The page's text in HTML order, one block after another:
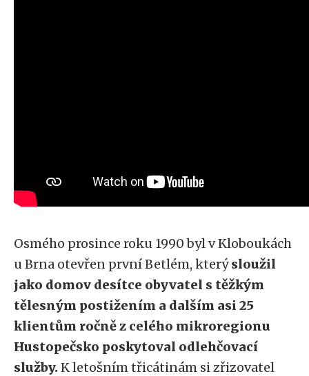
Osmého prosince roku 1990 byl v Kloboukách
u Brna otevřen první Betlém, kterýsloužil
jako domov desítce obyvatel s těžkým
tělesným postižením a dalším asi 25
klientům ročně z celého mikroregionu
Hustopečsko poskytoval odlehčovací
služby.K letošním třicátinám si zřizovatel